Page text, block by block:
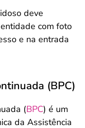
deve
com foto
e na entrada
(BPC)
(BPC) é um
da Assistência